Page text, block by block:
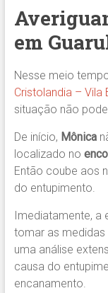
em
Nesse meio
Cristolandia – Vila
situação não
De início, Mônica
localizado no
Então coube aos
do entupimento.
Imediatamente,
tomar as
uma análise
causa do
encanamento.